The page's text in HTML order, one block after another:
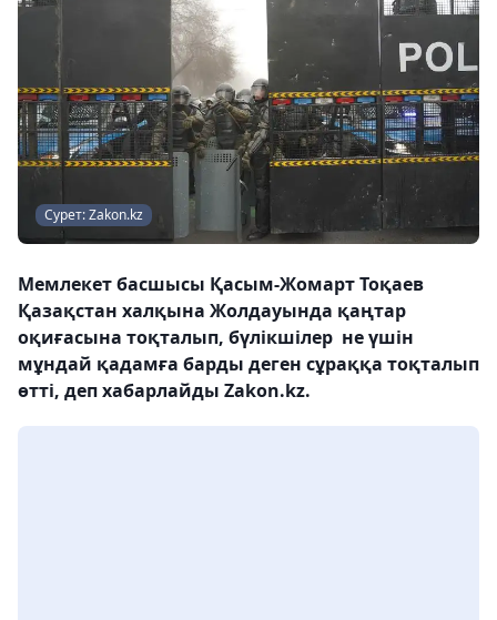
Сурет: Zakon.kz
Мемлекет басшысы Қасым-Жомарт Тоқаев
Қазақстан халқына Жолдауында қаңтар
оқиғасына тоқталып, бүлікшілер не үшін
мұндай қадамға барды деген сұраққа тоқталып
өтті, деп хабарлайды Zakon.kz.